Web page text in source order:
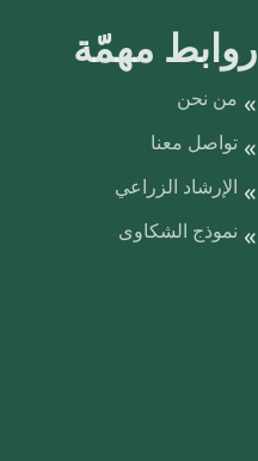
روابط مهمّة
من نحن
تواصل معنا
الإرشاد الزراعي
نموذج الشكاوى